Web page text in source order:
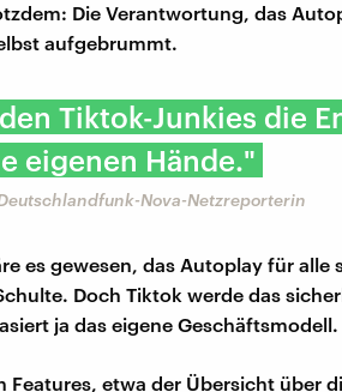
Die Verantwortung, das
aufgebrummt.
Tiktok-Junkies die
eigenen Hände."
Nova-Netzreporterin
es gewesen, das Autoplay für
Doch Tiktok werde das
ja das eigene Geschäftsmodell.
Features, etwa der Übersicht über